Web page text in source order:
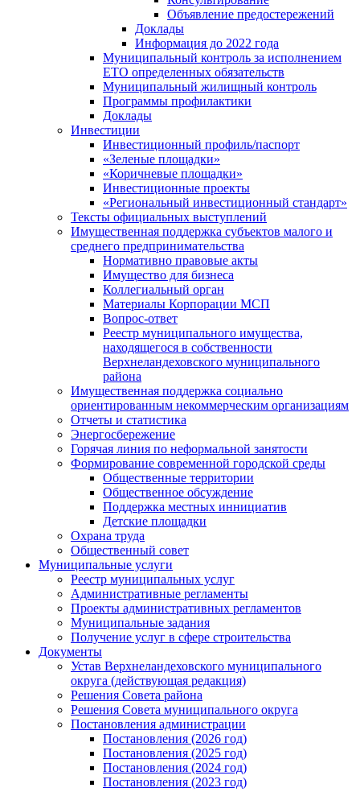
Объявление предостережений
Доклады
Информация до 2022 года
Муниципальный контроль за исполнением
ЕТО определенных обязательств
Муниципальный жилищный контроль
Программы профилактики
Доклады
Инвестиции
Инвестиционный профиль/паспорт
«Зеленые площадки»
«Коричневые площадки»
Инвестиционные проекты
«Региональный инвестиционный стандарт»
Тексты официальных выступлений
Имущественная поддержка субъектов малого и
среднего предпринимательства
Нормативно правовые акты
Имущество для бизнеса
Коллегиальный орган
Материалы Корпорации МСП
Вопрос-ответ
Реестр муниципального имущества,
находящегося в собственности
Верхнеландеховского муниципального
района
Имущественная поддержка социально
ориентированным некоммерческим организациям
Отчеты и статистика
Энергосбережение
Горячая линия по неформальной занятости
Формирование современной городской среды
Общественные территории
Общественное обсуждение
Поддержка местных иннициатив
Детские площадки
Охрана труда
Общественный совет
Муниципальные услуги
Реестр муниципальных услуг
Административные регламенты
Проекты административных регламентов
Муниципальные задания
Получение услуг в сфере строительства
Документы
Устав Верхнеландеховского муниципального
округа (действующая редакция)
Решения Совета района
Решения Совета муниципального округа
Постановления администрации
Постановления (2026 год)
Постановления (2025 год)
Постановления (2024 год)
Постановления (2023 год)